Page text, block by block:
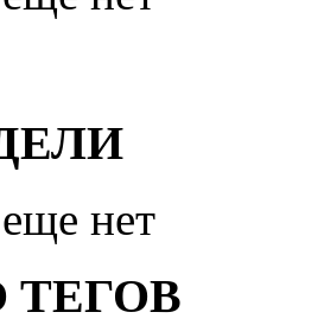
нет
ТЕГОВ